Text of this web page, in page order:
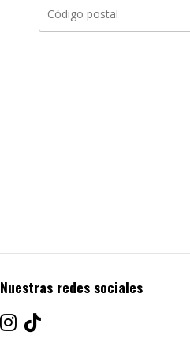
Nuestras redes sociales